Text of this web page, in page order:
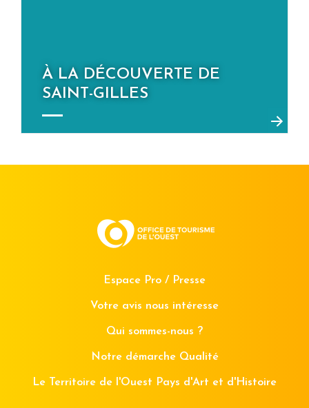
À LA DÉCOUVERTE DE
SAINT-GILLES
Espace Pro / Presse
Votre avis nous intéresse
Qui sommes-nous ?
Notre démarche Qualité
Le Territoire de l'Ouest Pays d'Art et d'Histoire